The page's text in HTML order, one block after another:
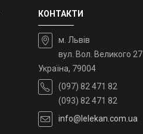
КОНТАКТИ
м. Львів
вул. Вол. Великого 27
Україна, 79004
(097) 82 471 82
(093) 82 471 82
info@lelekan.com.ua